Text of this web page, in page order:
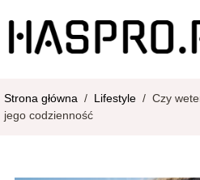
Strona główna / Lifestyle / Czy
jego codzienność